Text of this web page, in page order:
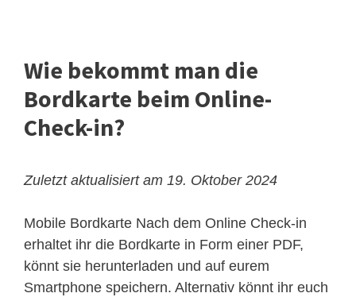
Wie bekommt man die
Bordkarte beim Online-
Check-in?
Zuletzt aktualisiert am 19. Oktober 2024
Mobile Bordkarte Nach dem Online Check-in
erhaltet ihr die Bordkarte in Form einer PDF,
könnt sie herunterladen und auf eurem
Smartphone speichern. Alternativ könnt ihr euch